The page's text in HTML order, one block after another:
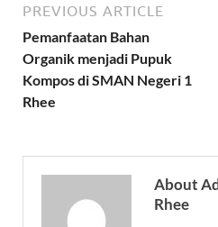
PREVIOUS ARTICLE
Pemanfaatan Bahan
Organik menjadi Pupuk
Kompos di SMAN Negeri 1
Rhee
About
Rhee